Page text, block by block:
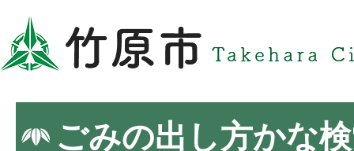
ごみの出し方かな